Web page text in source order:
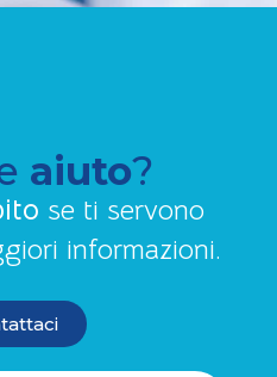
aiuto?
se ti servono
informazioni.